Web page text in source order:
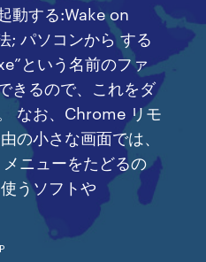
動する:Wake on
; パソコンから する
という名前のファ
きるので、これをダ
なお、Chrome リモ
の小さな画面では、
ニューをたどるの
うソフトや